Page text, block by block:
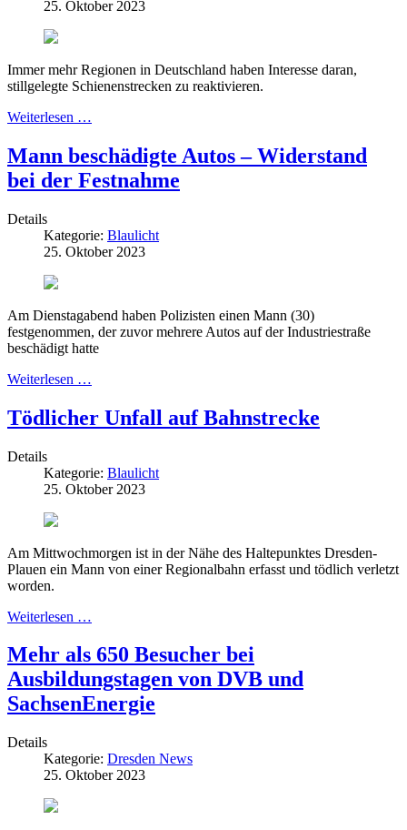
25. Oktober 2023
Immer mehr Regionen in Deutschland haben Interesse daran,
stillgelegte Schienenstrecken zu reaktivieren.
Weiterlesen …
Mann beschädigte Autos – Widerstand
bei der Festnahme
Details
Kategorie: Blaulicht
25. Oktober 2023
Am Dienstagabend haben Polizisten einen Mann (30)
festgenommen, der zuvor mehrere Autos auf der Industriestraße
beschädigt hatte
Weiterlesen …
Tödlicher Unfall auf Bahnstrecke
Details
Kategorie: Blaulicht
25. Oktober 2023
Am Mittwochmorgen ist in der Nähe des Haltepunktes Dresden-
Plauen ein Mann von einer Regionalbahn erfasst und tödlich verletzt
worden.
Weiterlesen …
Mehr als 650 Besucher bei
Ausbildungstagen von DVB und
SachsenEnergie
Details
Kategorie: Dresden News
25. Oktober 2023